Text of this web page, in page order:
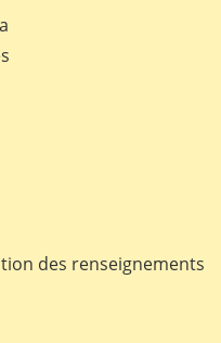
des renseignements